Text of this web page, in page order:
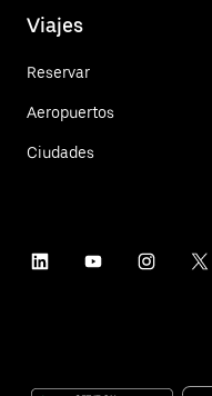
Viajes
Reservar
Aeropuertos
Ciudades